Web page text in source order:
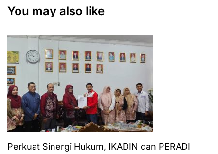
You may also like
Perkuat Sinergi Hukum, IKADIN dan PERADI